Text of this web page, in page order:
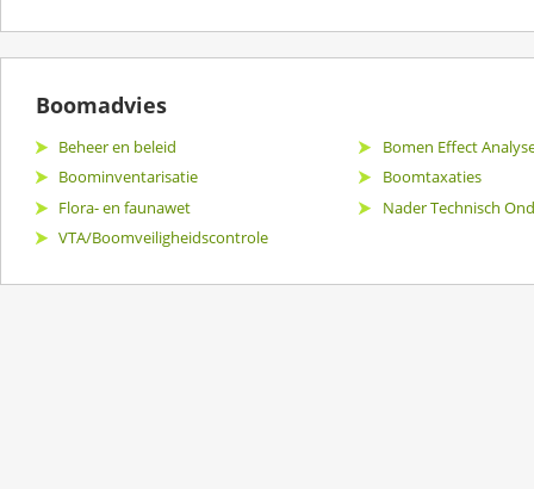
Boomadvies
Beheer en beleid
Bomen Effect Analyse
Boominventarisatie
Boomtaxaties
Flora- en faunawet
Nader Technisch
VTA/Boomveiligheidscontrole